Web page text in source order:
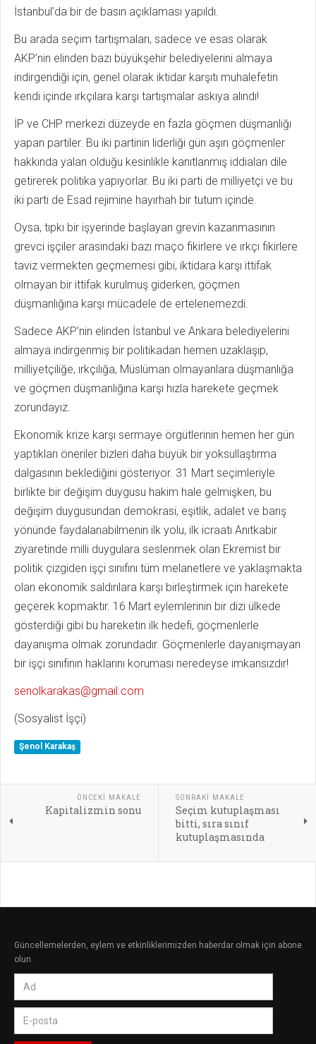
İstanbul’da bir de basın açıklaması yapıldı.
Bu arada seçim tartışmaları, sadece ve esas olarak
AKP’nin elinden bazı büyükşehir belediyelerini almaya
indirgendiği için, genel olarak iktidar karşıtı muhalefetin
kendi içinde ırkçılara karşı tartışmalar askıya alındı!
İP ve CHP merkezi düzeyde en fazla göçmen düşmanlığı
yapan partiler. Bu iki partinin liderliği gün aşırı göçmenler
hakkında yalan olduğu kesinlikle kanıtlanmış iddiaları dile
getirerek politika yapıyorlar. Bu iki parti de milliyetçi ve bu
iki parti de Esad rejimine hayırhah bir tutum içinde.
Oysa, tıpkı bir işyerinde başlayan grevin kazanmasının
grevci işçiler arasındaki bazı maço fikirlere ve ırkçı fikirlere
taviz vermekten geçmemesi gibi, iktidara karşı ittifak
olmayan bir ittifak kurulmuş giderken, göçmen
düşmanlığına karşı mücadele de ertelenemezdi.
Sadece AKP’nin elinden İstanbul ve Ankara belediyelerini
almaya indirgenmiş bir politikadan hemen uzaklaşıp,
milliyetçiliğe, ırkçılığa, Müslüman olmayanlara düşmanlığa
ve göçmen düşmanlığına karşı hızla harekete geçmek
zorundayız.
Ekonomik krize karşı sermaye örgütlerinin hemen her gün
yaptıkları öneriler bizleri daha büyük bir yoksullaştırma
dalgasının beklediğini gösteriyor. 31 Mart seçimleriyle
birlikte bir değişim duygusu hakim hale gelmişken, bu
değişim duygusundan demokrasi, eşitlik, adalet ve barış
yönünde faydalanabilmenin ilk yolu, ilk icraatı Anıtkabir
ziyaretinde milli duygulara seslenmek olan Ekremist bir
politik çizgiden işçi sınıfını tüm melanetlere ve yaklaşmakta
olan ekonomik saldırılara karşı birleştirmek için harekete
geçerek kopmaktır. 16 Mart eylemlerinin bir dizi ülkede
gösterdiği gibi bu hareketin ilk hedefi, göçmenlerle
dayanışma olmak zorundadır. Göçmenlerle dayanışmayan
bir işçi sınıfının haklarını koruması neredeyse imkansızdır!
senolkarakas@gmail.com
(Sosyalist İşçi)
Şenol Karakaş
ÖNCEKI MAKALE
Kapitalizmin sonu
SONRAKI MAKALE
Seçim kutuplaşması
bitti, sıra sınıf
kutuplaşmasında
Güncellemelerden, eylem ve etkinliklerimizden haberdar olmak için abone
olun.